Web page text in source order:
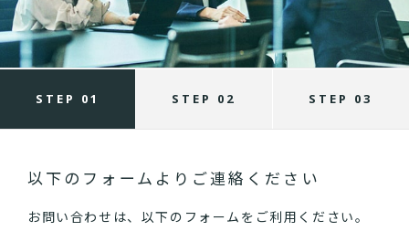
STEP 01 STEP 02 STEP 03
以下のフォームよりご連絡ください
お問い合わせは、以下のフォームをご利用ください。